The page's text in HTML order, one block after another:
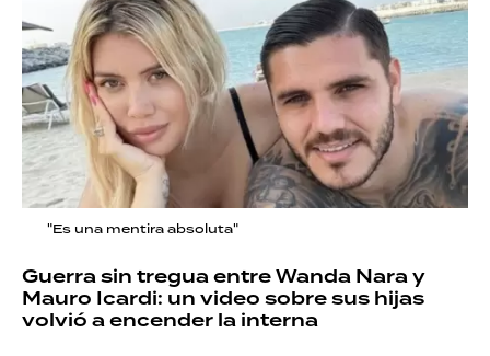
"Es una mentira absoluta"
Guerra sin tregua entre Wanda Nara y
Mauro Icardi: un video sobre sus hijas
volvió a encender la interna